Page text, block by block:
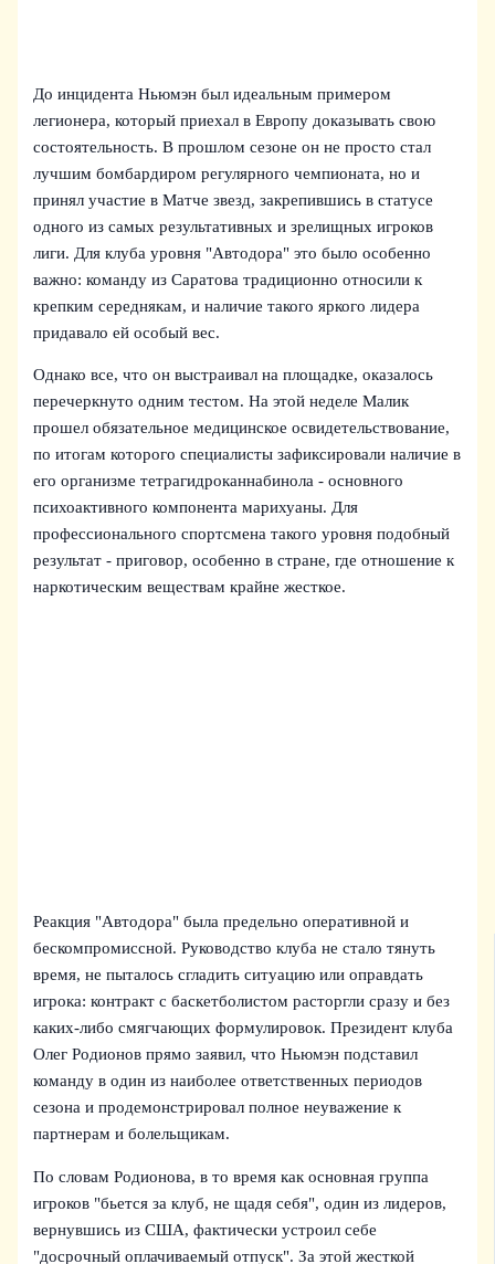
До инцидента Ньюмэн был идеальным примером
легионера, который приехал в Европу доказывать свою
состоятельность. В прошлом сезоне он не просто стал
лучшим бомбардиром регулярного чемпионата, но и
принял участие в Матче звезд, закрепившись в статусе
одного из самых результативных и зрелищных игроков
лиги. Для клуба уровня "Автодора" это было особенно
важно: команду из Саратова традиционно относили к
крепким середнякам, и наличие такого яркого лидера
придавало ей особый вес.
Однако все, что он выстраивал на площадке, оказалось
перечеркнуто одним тестом. На этой неделе Малик
прошел обязательное медицинское освидетельствование,
по итогам которого специалисты зафиксировали наличие в
его организме тетрагидроканнабинола - основного
психоактивного компонента марихуаны. Для
профессионального спортсмена такого уровня подобный
результат - приговор, особенно в стране, где отношение к
наркотическим веществам крайне жесткое.
Реакция "Автодора" была предельно оперативной и
бескомпромиссной. Руководство клуба не стало тянуть
время, не пыталось сгладить ситуацию или оправдать
игрока: контракт с баскетболистом расторгли сразу и без
каких-либо смягчающих формулировок. Президент клуба
Олег Родионов прямо заявил, что Ньюмэн подставил
команду в один из наиболее ответственных периодов
сезона и продемонстрировал полное неуважение к
партнерам и болельщикам.
По словам Родионова, в то время как основная группа
игроков "бьется за клуб, не щадя себя", один из лидеров,
вернувшись из США, фактически устроил себе
"досрочный оплачиваемый отпуск". За этой жесткой